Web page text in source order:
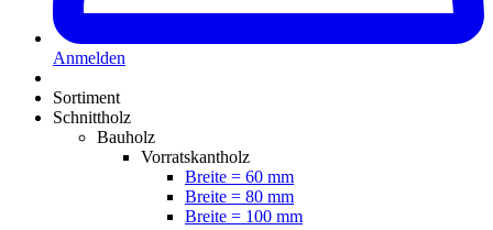
Anmelden
Sortiment
Schnittholz
Bauholz
Vorratskantholz
Breite = 60 mm
Breite = 80 mm
Breite = 100 mm